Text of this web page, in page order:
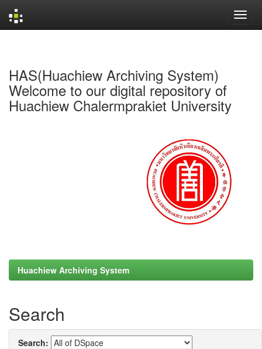
HAS(Huachiew Archiving System)
Welcome to our digital repository of
Huachiew Chalermprakiet University
Huachiew Archiving System
Search
Search: